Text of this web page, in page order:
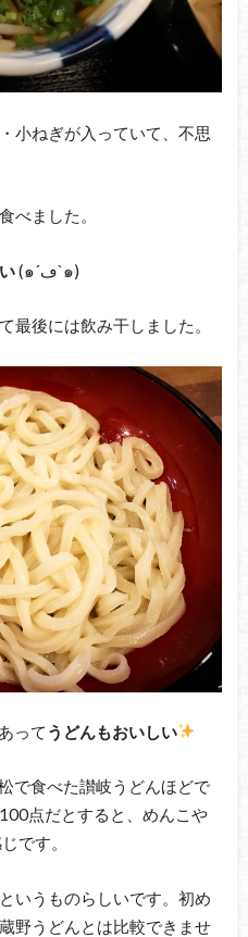
小ねぎが入っていて、不思
べました。
(๑´ڡ`๑)
最後には飲み干しました。
って うどんもおいしい
で食べた讃岐うどんほどで
点だとすると、めんこや
です。
いうものらしいです。初め
野うどんとは比較できませ